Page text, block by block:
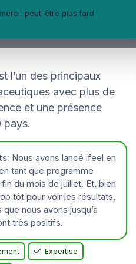
l’un des principaux
avec plus de
et une présence
pays.
Nous avons lancé ifeel en
tant que programme
du mois de juillet. Et, bien
tôt pour voir les résultats,
nous avons jusqu’à
très positifs.
Expertise
peut-être plus tard